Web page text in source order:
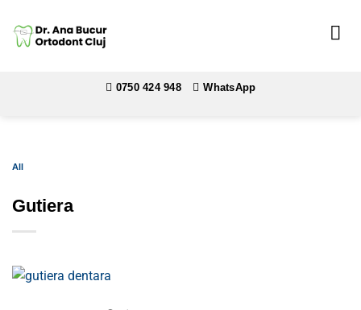
content
0750 424 948 WhatsApp
All
Gutiera